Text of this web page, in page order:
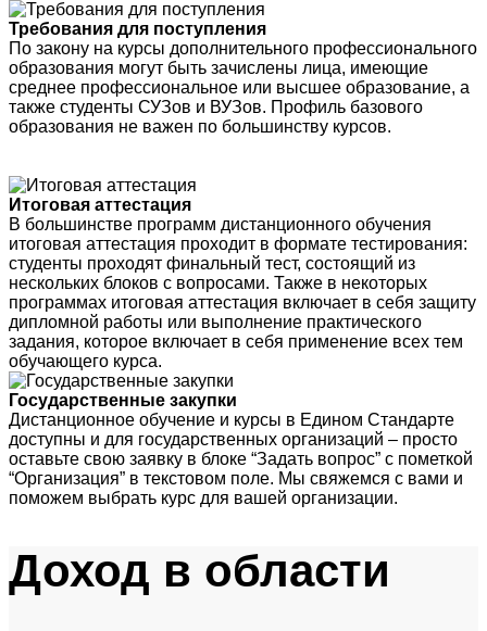
Требования для поступления
По закону на курсы дополнительного профессионального
образования могут быть зачислены лица, имеющие
среднее профессиональное или высшее образование, а
также студенты СУЗов и ВУЗов. Профиль базового
образования не важен по большинству курсов.
Итоговая аттестация
В большинстве программ дистанционного обучения
итоговая аттестация проходит в формате тестирования:
студенты проходят финальный тест, состоящий из
нескольких блоков с вопросами. Также в некоторых
программах итоговая аттестация включает в себя защиту
дипломной работы или выполнение практического
задания, которое включает в себя применение всех тем
обучающего курса.
Государственные закупки
Дистанционное обучение и курсы в Едином Стандарте
доступны и для государственных организаций – просто
оставьте свою заявку в блоке “Задать вопрос” с пометкой
“Организация” в текстовом поле. Мы свяжемся с вами и
поможем выбрать курс для вашей организации.
Доход в области